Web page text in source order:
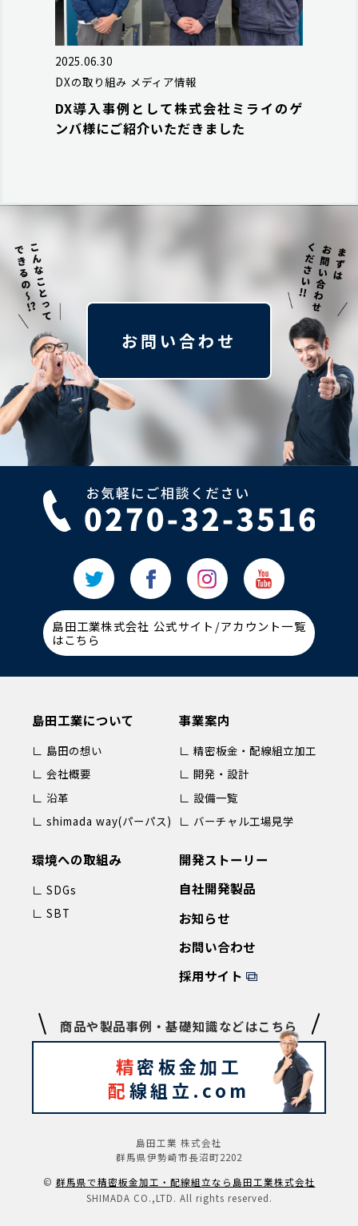
2025.06.30
DXの取り組み メディア情報
DX導入事例として株式会社ミライのゲ
ンバ様にご紹介いただきました
お問い合わせ
島田工業株式会社 公式サイト/アカウント一覧
はこちら
島田工業について
∟ 島田の想い
∟ 会社概要
∟ 沿革
∟ shimada way(パーパス)
事業案内
∟ 精密板金・配線組立加工
∟ 開発・設計
∟ 設備一覧
∟ バーチャル工場見学
環境への取組み
∟ SDGs
∟ SBT
開発ストーリー
自社開発製品
お知らせ
お問い合わせ
採用サイト
商品や製品事例・基礎知識などはこちら
精密板金加工
配線組立.com
島田工業 株式会社
群馬県伊勢崎市長沼町2202
©️ 群⾺県で精密板⾦加⼯‧配線組⽴なら島⽥⼯業株式会社
SHIMADA CO.,LTD. All rights reserved.